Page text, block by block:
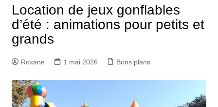
Location de jeux gonflables
d’été : animations pour petits et
grands
Roxane 1 mai 2026 Bons plans